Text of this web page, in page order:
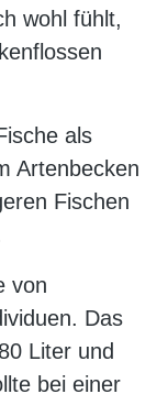
wohl fühlt,
als
Artenbecken
Fischen
von
Das
Liter und
bei einer